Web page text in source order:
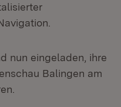
nun eingeladen, ihre
Balingen am